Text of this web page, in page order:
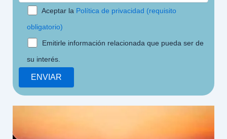
Aceptar la Política de privacidad (requisito
obligatorio)
Emitirle información relacionada que pueda ser de
su interés.